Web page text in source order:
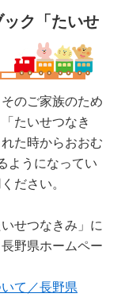
ク「たいせ
のご家族のため
たいせつなき
た時からおおむ
ようになってい
ださい。
せつなきみ」に
野県ホームペー
て／長野県